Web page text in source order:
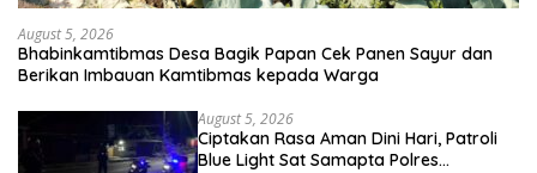
August 5, 2026
Bhabinkamtibmas Desa Bagik Papan Cek Panen Sayur dan
Berikan Imbauan Kamtibmas kepada Warga
August 5, 2026
Ciptakan Rasa Aman Dini Hari, Patroli
Blue Light Sat Samapta Polres